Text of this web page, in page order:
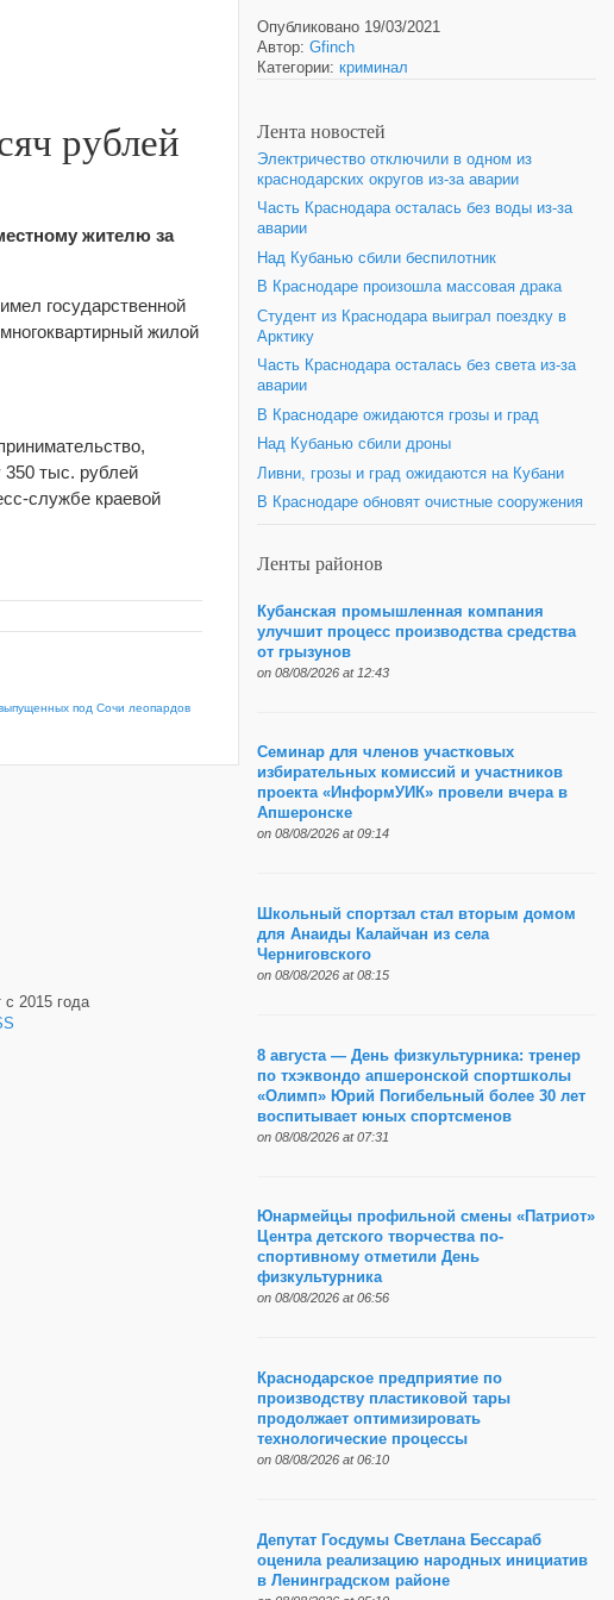
рублей
жителю за
государственной
жилой
тыс. рублей
службе краевой
под Сочи леопардов
Опубликовано 19/03/2021
Автор: Gfinch
Категории: криминал
Лента новостей
Электричество отключили в одном из
краснодарских округов из-за аварии
Часть Краснодара осталась без воды из-за
аварии
Над Кубанью сбили беспилотник
В Краснодаре произошла массовая драка
Студент из Краснодара выиграл поездку в
Арктику
Часть Краснодара осталась без света из-за
аварии
В Краснодаре ожидаются грозы и град
Над Кубанью сбили дроны
Ливни, грозы и град ожидаются на Кубани
В Краснодаре обновят очистные сооружения
Ленты районов
Кубанская промышленная компания
улучшит процесс производства средства
от грызунов
on 08/08/2026 at 12:43
Семинар для членов участковых
избирательных комиссий и участников
проекта «ИнформУИК» провели вчера в
Апшеронске
on 08/08/2026 at 09:14
Школьный спортзал стал вторым домом
для Анаиды Калайчан из села
Черниговского
on 08/08/2026 at 08:15
8 августа — День физкультурника: тренер
по тхэквондо апшеронской спортшколы
«Олимп» Юрий Погибельный более 30 лет
воспитывает юных спортсменов
on 08/08/2026 at 07:31
Юнармейцы профильной смены «Патриот»
Центра детского творчества по-
спортивному отметили День
физкультурника
on 08/08/2026 at 06:56
Краснодарское предприятие по
производству пластиковой тары
продолжает оптимизировать
технологические процессы
on 08/08/2026 at 06:10
Депутат Госдумы Светлана Бессараб
оценила реализацию народных инициатив
в Ленинградском районе
с 2015 года